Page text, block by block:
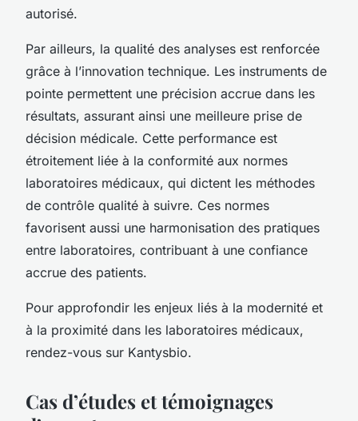
autorisé.
Par ailleurs, la qualité des analyses est renforcée
grâce à l’innovation technique. Les instruments de
pointe permettent une précision accrue dans les
résultats, assurant ainsi une meilleure prise de
décision médicale. Cette performance est
étroitement liée à la conformité aux normes
laboratoires médicaux, qui dictent les méthodes
de contrôle qualité à suivre. Ces normes
favorisent aussi une harmonisation des pratiques
entre laboratoires, contribuant à une confiance
accrue des patients.
Pour approfondir les enjeux liés à la modernité et
à la proximité dans les laboratoires médicaux,
rendez-vous sur Kantysbio.
Cas d’études et témoignages